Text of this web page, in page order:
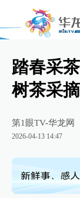
踏春采
树茶采
第1眼TV-华龙网
2026-04-13 14:47